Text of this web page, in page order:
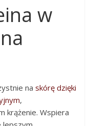
w
naskórę dzięki
,
krążenie. Wspiera